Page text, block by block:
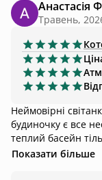
Анастасія
Травень,
Неймовірні
будиночку є все
теплий басейн
альтанка з
Показати більше